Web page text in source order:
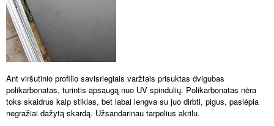
Ant viršutinio profilio savisriegiais varžtais prisuktas dvigubas
polikarbonatas, turintis apsaugą nuo UV spindulių. Polikarbonatas nėra
toks skaidrus kaip stiklas, bet labai lengva su juo dirbti, pigus, paslėpia
negražiai dažytą skardą. Užsandarinau tarpelius akrilu.